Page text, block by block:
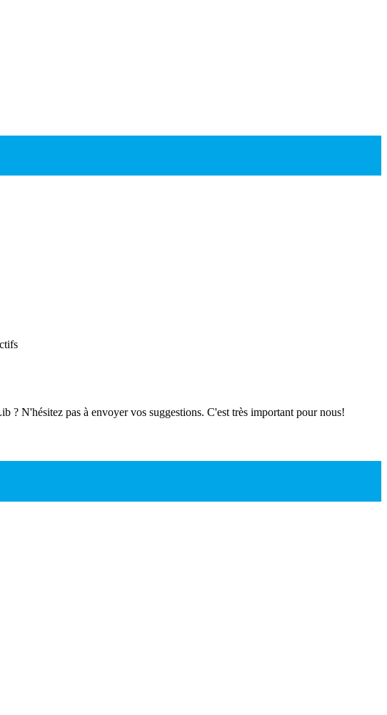
? N'hésitez pas à envoyer vos suggestions. C'est très important pour nous!